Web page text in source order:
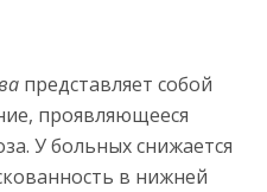
представляет собой
проявляющееся
У больных снижается
в нижней